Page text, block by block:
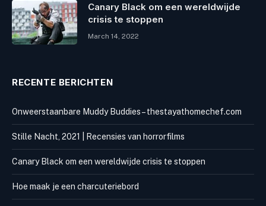
Canary Black om een ​​wereldwijde
crisis te stoppen
March 14, 2022
RECENTE BERICHTEN
Onweerstaanbare Muddy Buddies – thestayathomechef.com
Stille Nacht, 2021 | Recensies van horrorfilms
Canary Black om een ​​wereldwijde crisis te stoppen
Hoe maak je een charcuteriebord